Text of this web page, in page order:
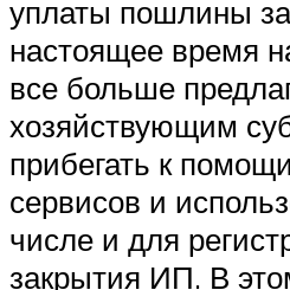
уплаты пошлины
настоящее время
все больше
хозяйствующим
прибегать к
сервисов и
числе и для
закрытия ИП. В